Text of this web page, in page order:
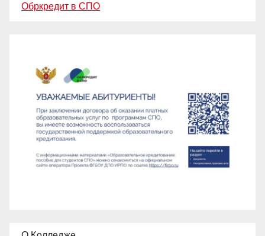
Обркредит в СПО